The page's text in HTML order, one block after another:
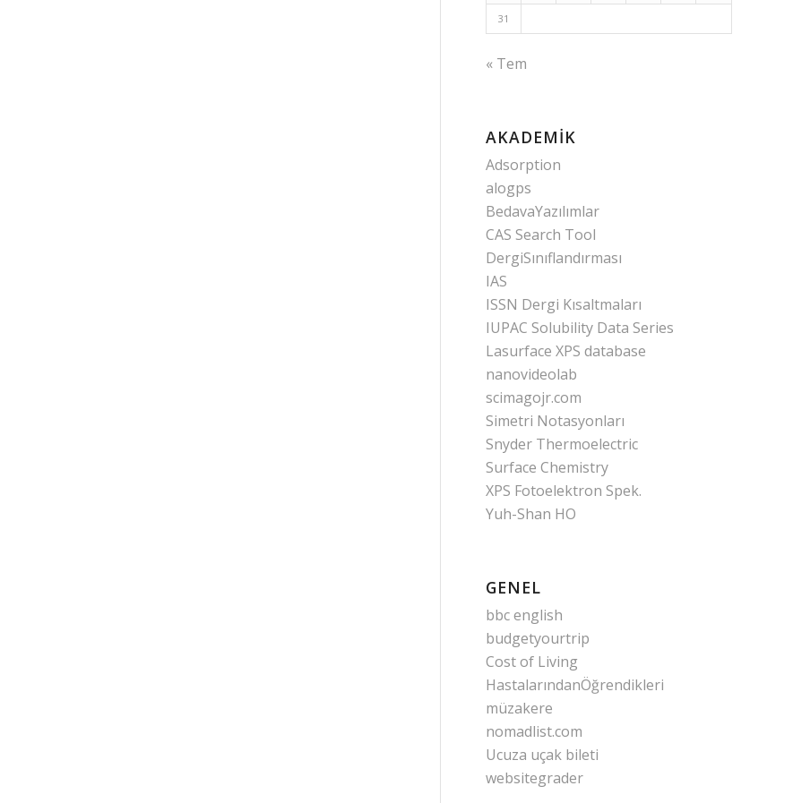
31
« Tem
AKADEMIK
Adsorption
alogps
BedavaYazılımlar
CAS Search Tool
DergiSınıflandırması
IAS
ISSN Dergi Kısaltmaları
IUPAC Solubility Data Series
Lasurface XPS database
nanovideolab
scimagojr.com
Simetri Notasyonları
Snyder Thermoelectric
Surface Chemistry
XPS Fotoelektron Spek.
Yuh-Shan HO
GENEL
bbc english
budgetyourtrip
Cost of Living
HastalarındanÖğrendikleri
müzakere
nomadlist.com
Ucuza uçak bileti
websitegrader